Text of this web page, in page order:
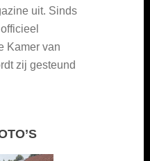
uit. Sinds
Kamer van
zij gesteund